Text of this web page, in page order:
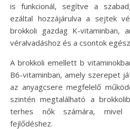
is funkcionál, segítve a
ezáltal hozzájárulva a sejtek
brokkoli gazdag K-vitaminban,
véralvadáshoz és a csontok
A brokkoli emellett b
B6-vitaminban, amely szerepet
az anyagcsere megfelelő
szintén megtalálható a
terhes nők számára, mivel
fejlődéshez.